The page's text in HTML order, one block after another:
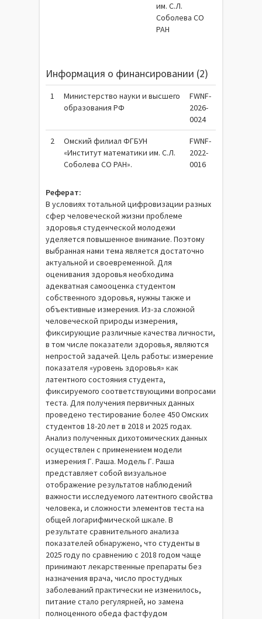
им. С.Л.
Соболева СО
РАН
Информация о финансировании (2)
1
Министерство науки и высшего
образования РФ
FWNF-
2026-
0024
2
Омский филиал ФГБУН
«Институт математики им. С.Л.
Соболева СО РАН».
FWNF-
2022-
0016
Реферат:
В условиях тотальной цифровизации разных
сфер человеческой жизни проблеме
здоровья студенческой молодежи
уделяется повышенное внимание. Поэтому
выбранная нами тема является достаточно
актуальной и своевременной. Для
оценивания здоровья необходима
адекватная самооценка студентом
собственного здоровья, нужны также и
объективные измерения. Из-за сложной
человеческой природы измерения,
фиксирующие различные качества личности,
в том числе показатели здоровья, являются
непростой задачей. Цель работы: измерение
показателя «уровень здоровья» как
латентного состояния студента,
фиксируемого соответствующими вопросами
теста. Для получения первичных данных
проведено тестирование более 450 Омских
студентов 18-20 лет в 2018 и 2025 годах.
Анализ полученных дихотомических данных
осуществлен с применением модели
измерения Г. Раша. Модель Г. Раша
представляет собой визуальное
отображение результатов наблюдений
важности исследуемого латентного свойства
человека, и сложности элементов теста на
общей логарифмической шкале. В
результате сравнительного анализа
показателей обнаружено, что студенты в
2025 году по сравнению с 2018 годом чаще
принимают лекарственные препараты без
назначения врача, число простудных
заболеваний практически не изменилось,
питание стало регулярней, но замена
полноценного обеда фастфудом